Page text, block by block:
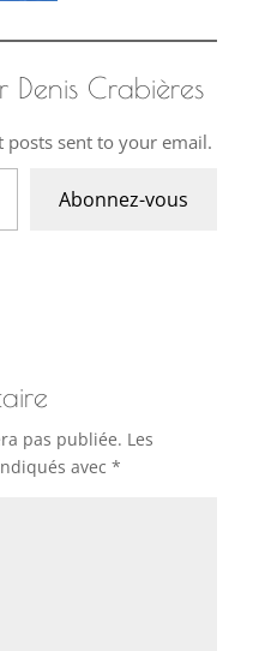
Denis Crabières
posts sent to your email.
Abonnez-vous
pas publiée. Les
avec *